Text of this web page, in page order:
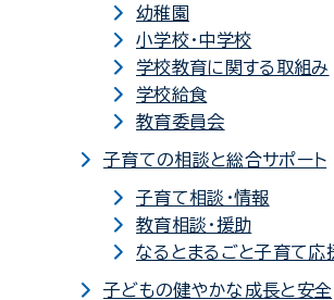
幼稚園
小学校・中学校
学校教育に関する取組み
学校給食
教育委員会
子育ての相談と総合サポート
子育て相談・情報
教育相談・援助
なるとまるごと子育て応
子どもの健やかな成長と安全